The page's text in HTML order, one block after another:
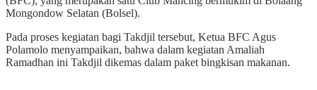
Mongondow Selatan (Bolsel).
Pada proses kegiatan bagi Takdjil tersebut, Ketua BFC Agus
Polamolo menyampaikan, bahwa dalam kegiatan Amaliah
Ramadhan ini Takdjil dikemas dalam paket bingkisan makanan.